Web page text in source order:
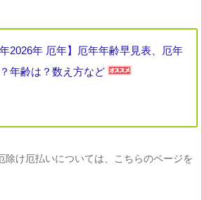
年2026年 厄年】厄年年齢早見表、厄年
年齢は？数え方など
け厄払いについては、こちらのページを